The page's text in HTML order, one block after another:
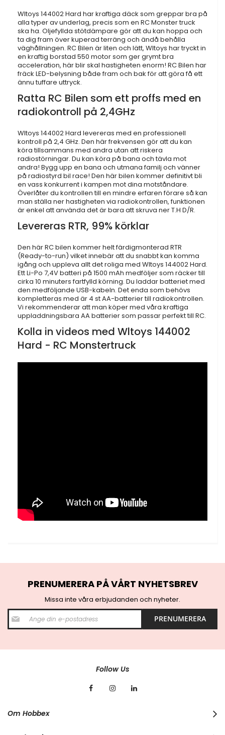
Wltoys 144002 Hard har kraftiga däck som greppar bra på
alla typer av underlag, precis som en RC Monster truck
ska ha. Oljefyllda stötdämpare gör att du kan hoppa och
ta dig fram över kuperad terräng och ändå behålla
väghållningen. RC Bilen är liten och lätt, Wltoys har tryckt in
en kraftig borstad 550 motor som ger grymt bra
acceleration, här blir skal hastigheten enorm! RC Bilen har
fräck LED-belysning både fram och bak för att göra få ett
ännu tuffare uttryck.
Ratta RC Bilen som ett proffs med en
radiokontroll på 2,4GHz
Wltoys 144002 Hard levereras med en professionell
kontroll på 2,4 GHz. Den här frekvensen gör att du kan
köra tillsammans med andra utan att riskera
radiostörningar. Du kan köra på bana och tävla mot
andra! Bygg upp en bana och utmana familj och vänner
på radiostyrd bil race! Den här bilen kommer definitivt bli
en vass konkurrent i kampen mot dina motståndare.
Överlåter du kontrollen till en mindre erfaren förare så kan
man ställa ner hastigheten via radiokontrollen, funktionen
är enkel att använda det är bara att skruva ner T.H D/R.
Levereras RTR, 99% körklar
Den här RC bilen kommer helt färdigmonterad RTR
(Ready-to-run) vilket innebär att du snabbt kan komma
igång och uppleva allt det roliga med Wltoys 144002 Hard.
Ett Li-Po 7,4V batteri på 1500 mAh medföljer som räcker till
cirka 10 minuters fartfylld körning. Du laddar batteriet med
den medföljande USB-kabeln. Det enda som behövs
kompletteras med är 4 st AA-batterier till radiokontrollen.
Vi rekommenderar att man köper med våra kraftiga
uppladdningsbara AA batterier som passar perfekt till RC.
Kolla in videos med Wltoys 144002
Hard - RC Monstertruck
PRENUMERERA PÅ VÅRT NYHETSBREV
Missa inte våra erbjudanden och nyheter.
S
i
g
PRENUMERERA
Follow Us
Om Hobbex